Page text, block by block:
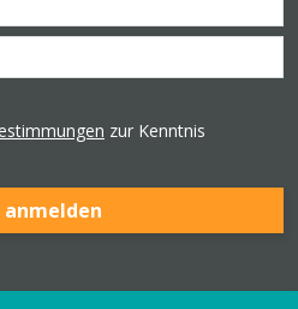
zur Kenntnis